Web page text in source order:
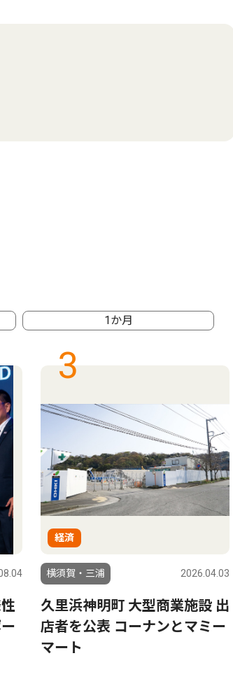
1か月
3
経済
横須賀・三浦 2026.04.03
久里浜神明町 大型商業施設 出
店者を公表 コーナンとマミー
マート